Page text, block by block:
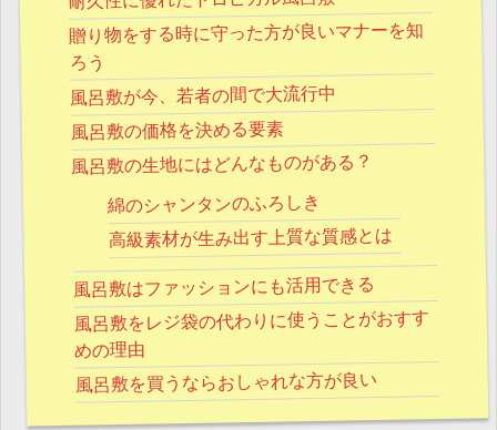
贈り物をする時に守った方が良いマナーを知
ろう
風呂敷が今、若者の間で大流行中
風呂敷の価格を決める要素
風呂敷の生地にはどんなものがある？
綿のシャンタンのふろしき
高級素材が生み出す上質な質感とは
風呂敷はファッションにも活用できる
風呂敷をレジ袋の代わりに使うことがおすす
めの理由
風呂敷を買うならおしゃれな方が良い